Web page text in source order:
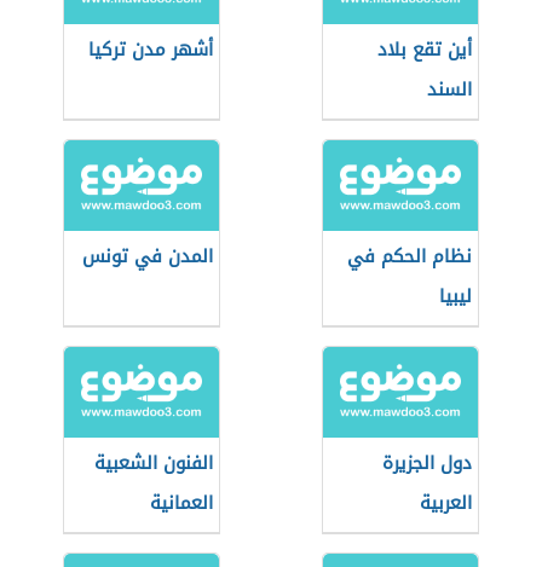
أين تقع بلاد
السند
أشهر مدن تركيا
نظام الحكم في
ليبيا
المدن في تونس
دول الجزيرة
العربية
الفنون الشعبية
العمانية